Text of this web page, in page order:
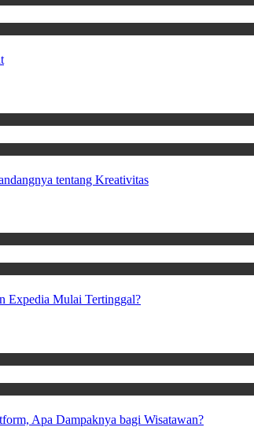
tentang Kreativitas
Expedia Mulai Tertinggal?
Apa Dampaknya bagi Wisatawan?